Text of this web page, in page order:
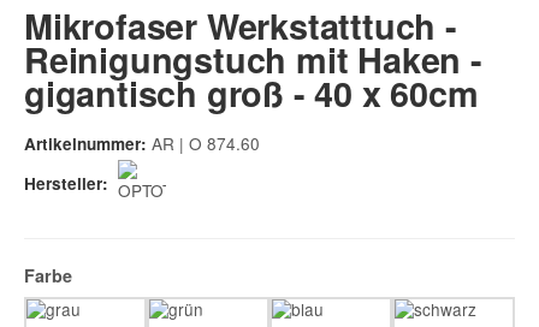
Mikrofaser Werkstatttuch -
Reinigungstuch mit Haken -
gigantisch groß - 40 x 60cm
Artikelnummer: AR | O 874.60
Hersteller:
Farbe